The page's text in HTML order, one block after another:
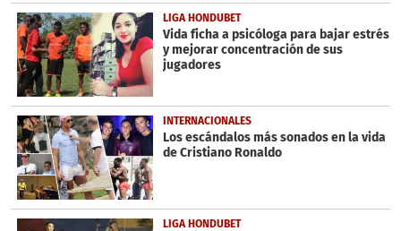
LIGA HONDUBET
Vida ficha a psicóloga para bajar estrés
y mejorar concentración de sus
jugadores
INTERNACIONALES
Los escándalos más sonados en la vida
de Cristiano Ronaldo
LIGA HONDUBET